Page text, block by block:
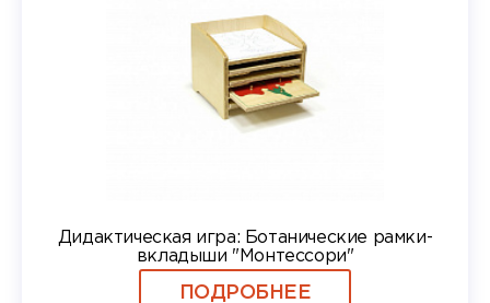
Дидактическая игра: Ботанические рамки-
вкладыши "Монтессори"
ПОДРОБНЕЕ